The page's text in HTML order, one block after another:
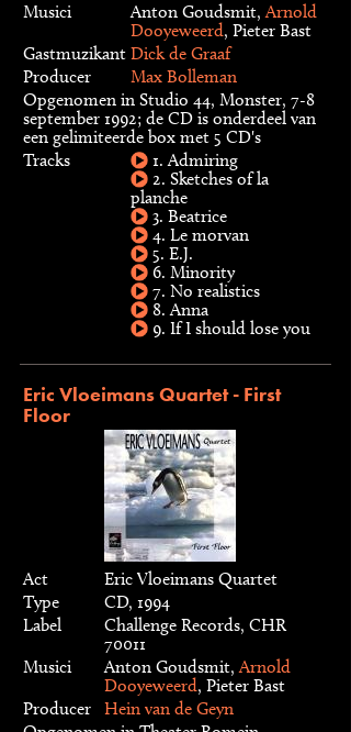
Musici
Anton Goudsmit,Arnold
Dooyeweerd, Pieter Bast
Gastmuzikant Dick de Graaf
Producer
Max Bolleman
Opgenomen in Studio 44, Monster, 7-8
september 1992; de CD is onderdeel van
een gelimiteerde box met 5 CD's
Tracks
1. Admiring
2. Sketches of la
planche
3. Beatrice
4. Le morvan
5. E.J.
6. Minority
7. No realistics
8. Anna
9. If I should lose you
Eric Vloeimans Quartet - First
Floor
Act
Eric Vloeimans Quartet
Type
CD, 1994
Label
Challenge Records, CHR
70011
Musici
Anton Goudsmit,Arnold
Dooyeweerd, Pieter Bast
Producer
Hein van de Geyn